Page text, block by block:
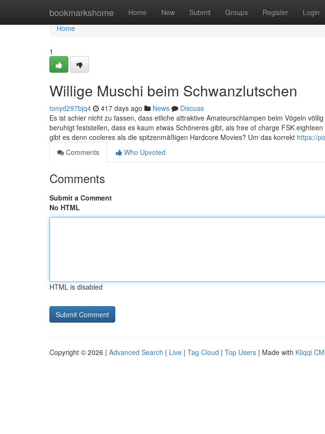
bookmarkshome Home New Submit Groups Register Login
Home
Home
1
Willige Muschi beim Schwanzlutschen
tonyd297bjq4 417 days ago News
Discuss
Es ist schier nicht zu fassen, dass etliche attraktive Amateurschlampen beim Vögeln
beruhigt feststellen, dass es kaum etwas Schöneres gibt, als free of charge FSK
gibt es denn cooleres als die spitzenmäßigen Hardcore Movies? Um das korrekt https://
Comments
Who Upvoted
Comments
Submit a Comment
No HTML
HTML is disabled
Copyright © 2026 | Advanced Search | Live | Tag Cloud | Top Users | Made with Kliqqi